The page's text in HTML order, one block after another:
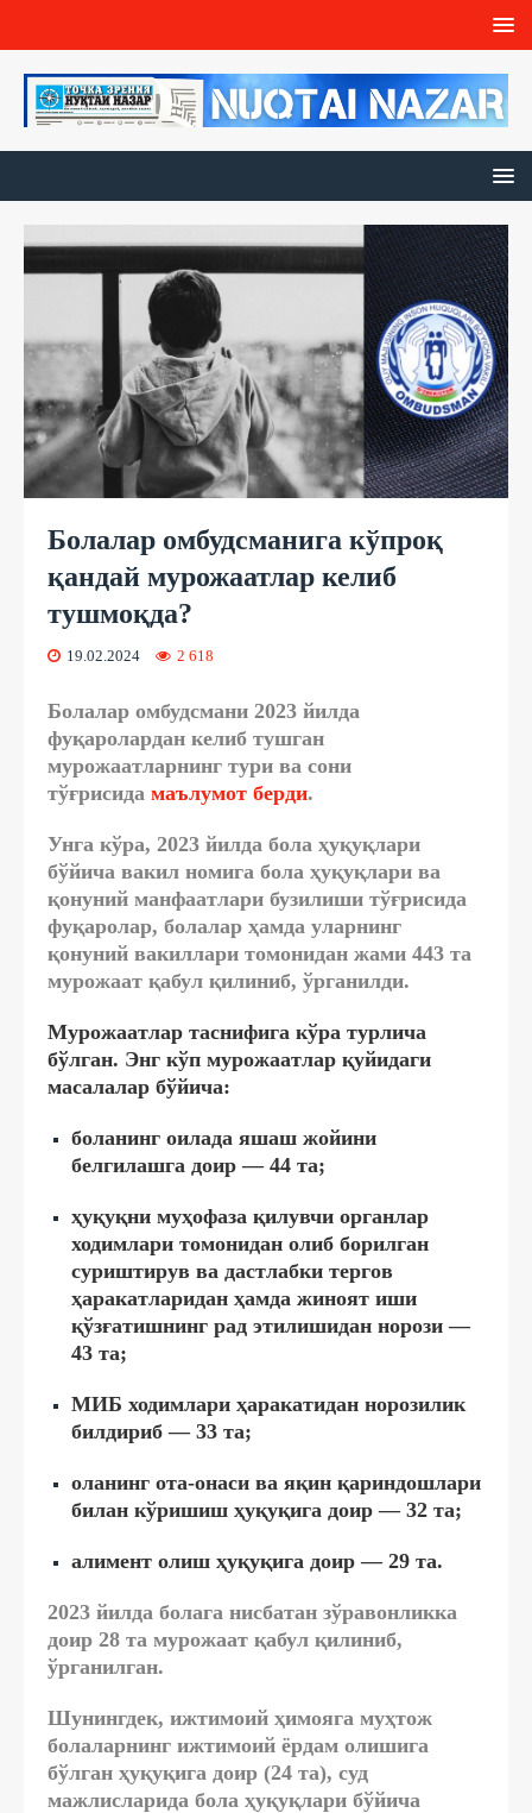
Болалар омбудсманига кўпроқ
қандай мурожаатлар келиб
тушмоқда?
19.02.2024 2 618
Болалар омбудсмани 2023 йилда
фуқаролардан келиб тушган
мурожаатларнинг тури ва сони
тўғрисида маълумот берди.
Унга кўра, 2023 йилда бола ҳуқуқлари
бўйича вакил номига бола ҳуқуқлари ва
қонуний манфаатлари бузилиши тўғрисида
фуқаролар, болалар ҳамда уларнинг
қонуний вакиллари томонидан жами 443 та
мурожаат қабул қилиниб, ўрганилди.
Мурожаатлар таснифига кўра турлича
бўлган. Энг кўп мурожаатлар қуйидаги
масалалар бўйича:
боланинг оилада яшаш жойини
белгилашга доир — 44 та;
ҳуқуқни муҳофаза қилувчи органлар
ходимлари томонидан олиб борилган
суриштирув ва дастлабки тергов
ҳаракатларидан ҳамда жиноят иши
қўзғатишнинг рад этилишидан норози —
43 та;
МИБ ходимлари ҳаракатидан норозилик
билдириб — 33 та;
оланинг ота-онаси ва яқин қариндошлари
билан кўришиш ҳуқуқига доир — 32 та;
алимент олиш ҳуқуқига доир — 29 та.
2023 йилда болага нисбатан зўравонликка
доир 28 та мурожаат қабул қилиниб,
ўрганилган.
Шунингдек, ижтимоий ҳимояга муҳтож
болаларнинг ижтимоий ёрдам олишига
бўлган ҳуқуқига доир (24 та), суд
мажлисларида бола ҳуқуқлари бўйича